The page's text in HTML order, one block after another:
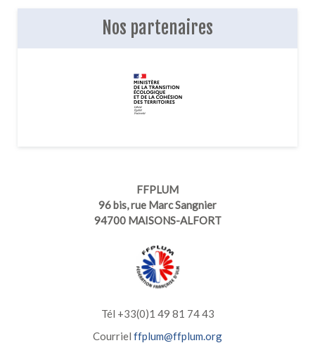
Nos partenaires
FFPLUM
96 bis, rue Marc Sangnier
94700 MAISONS-ALFORT
Tél +33(0)1 49 81 74 43
Courriel ffplum@ffplum.org